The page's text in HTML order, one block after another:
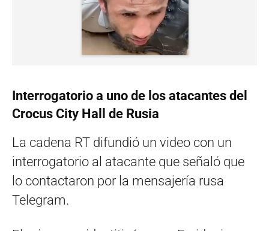
Interrogatorio a uno de los atacantes del
Crocus City Hall de Rusia
La cadena RT difundió un video con un
interrogatorio al atacante que señaló que
lo contactaron por la mensajería rusa
Telegram.